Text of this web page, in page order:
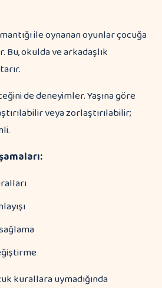
ile oynanan oyunlar çocuğa
Bu, okulda ve arkadaşlık
de deneyimler. Yaşına göre
veya zorlaştırılabilir;
kurallara uymadığında